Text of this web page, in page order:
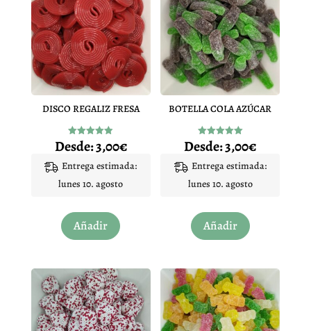
DISCO REGALIZ FRESA
Valorado
con
de 5
Desde:3,00€
Entrega estimada:
lunes 10. agosto
Añadir
producto
variantes.
Las
opciones
BOTELLA COLA AZÚCAR
Valorado
con
de 5
Desde:3,00€
Entrega estimada:
lunes 10. agosto
Añadir
producto
variantes.
Las
opciones